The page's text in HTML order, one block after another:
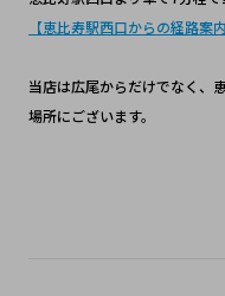
【恵比寿駅西口からの経路案内
当店は広尾からだけでなく、
場所にございます。